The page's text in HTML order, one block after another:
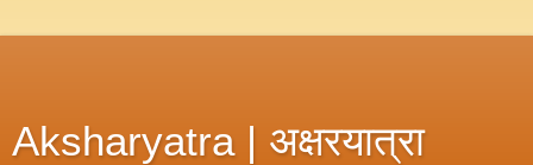
Aksharyatra | अक्षरयात्रा